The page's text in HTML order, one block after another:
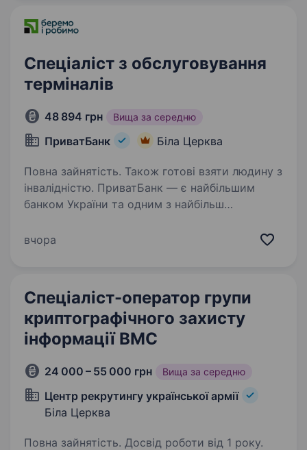
Спеціаліст з обслуговування
терміналів
48 894 грн Вища за середню
ПриватБанк Біла Церква
Повна зайнятість. Також готові взяти людину з
інвалідністю. ПриватБанк — є найбільшим
банком України та одним з найбільш
позиції за всіма фінансовими показниками
вчора
Спеціаліст-оператор групи
криптографічного захисту
інформації ВМС
24 000 – 55 000 грн Вища за середню
Центр рекрутингу української армії
Біла Церква
Повна зайнятість. Досвід роботи від 1 року.